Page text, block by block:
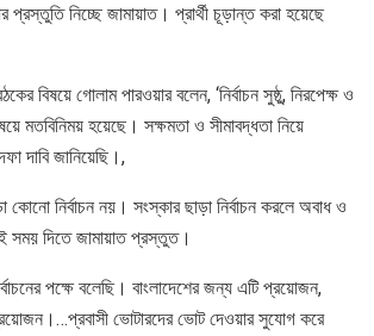
প্রস্তুতি নিচ্ছে জামায়াত। প্রার্থী চূড়ান্ত করা হয়েছে
বিষয়ে গোলাম পারওয়ার বলেন, ‘নির্বাচন সুষ্ঠু, নিরপেক্ষ ও
মতবিনিময় হয়েছে। সক্ষমতা ও সীমাবদ্ধতা নিয়ে
দাবি জানিয়েছি।,
কোনো নির্বাচন নয়। সংস্কার ছাড়া নির্বাচন করলে অবাধ ও
সময় দিতে জামায়াত প্রস্তুত।
পক্ষে বলেছি। বাংলাদেশের জন্য এটি প্রয়োজন,
ভোটারদের ভোট দেওয়ার সুযোগ করে